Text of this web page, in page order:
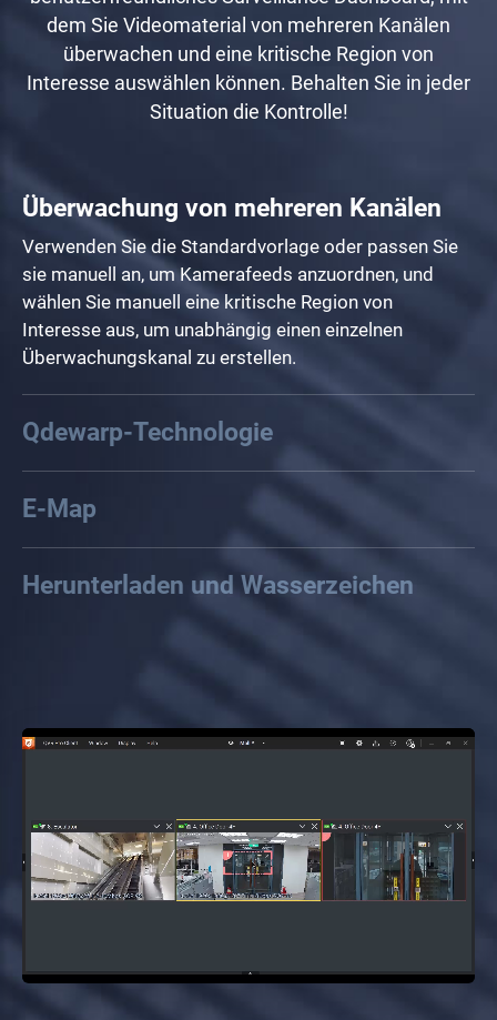
dem Sie Videomaterial von mehreren Kanälen
überwachen und eine kritische Region von
Interesse auswählen können. Behalten Sie in jeder
Situation die Kontrolle!
Überwachung von mehreren Kanälen
Qdewarp-Technologie
Die innovative Qdewarp-Technologie ermöglicht es
Anwendern, Standardaufnahmen von Fisheye-
zu betrachten, ohne die Originalaufnahmen zu
beeinträchtigen. Die verzerrten Teile an den Rändern
Herunterladen und Wasserzeichen